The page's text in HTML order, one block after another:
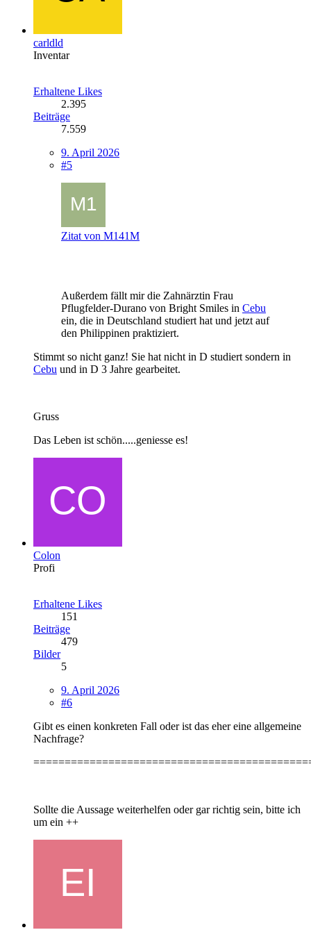
carldld
Inventar
Erhaltene Likes
2.395
Beiträge
7.559
9. April 2026
#5
Zitat von M141M
Außerdem fällt mir die Zahnärztin Frau
Pflugfelder-Durano von Bright Smiles in Cebu
ein, die in Deutschland studiert hat und jetzt auf
den Philippinen praktiziert.
Stimmt so nicht ganz! Sie hat nicht in D studiert sondern in
Cebu und in D 3 Jahre gearbeitet.
Gruss
Das Leben ist schön.....geniesse es!
Colon
Profi
Erhaltene Likes
151
Beiträge
479
Bilder
5
9. April 2026
#6
Gibt es einen konkreten Fall oder ist das eher eine allgemeine
Nachfrage?
Sollte die Aussage weiterhelfen oder gar richtig sein, bitte ich
um ein ++